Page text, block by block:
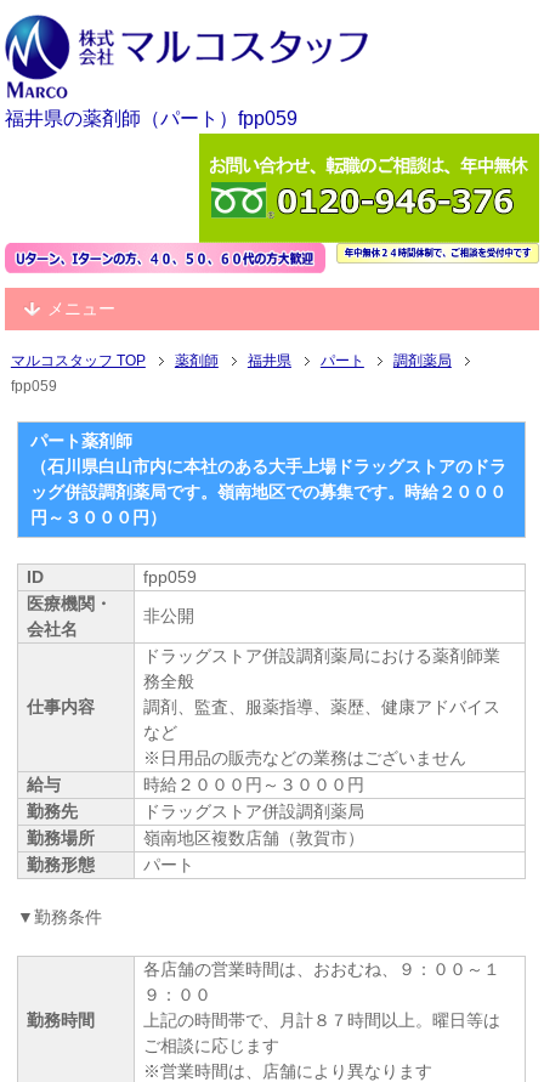
福井県の薬剤師（パート）fpp059
メニュー
マルコスタッフ TOP 薬剤師 福井県 パート
調剤薬局
fpp059
パート薬剤師
（石川県白山市内に本社のある大手上場ドラッグストアのドラ
ッグ併設調剤薬局です。嶺南地区での募集です。時給２０００
円～３０００円）
ID
fpp059
医療機関・
会社名
非公開
仕事内容
ドラッグストア併設調剤薬局における薬剤師業
務全般
調剤、監査、服薬指導、薬歴、健康アドバイス
など
※日用品の販売などの業務はございません
給与
時給２０００円～３０００円
勤務先
ドラッグストア併設調剤薬局
勤務場所
嶺南地区複数店舗（敦賀市）
勤務形態
パート
▼勤務条件
勤務時間
各店舗の営業時間は、おおむね、９：００～１
９：００
上記の時間帯で、月計８７時間以上。曜日等は
ご相談に応じます
※営業時間は、店舗により異なります